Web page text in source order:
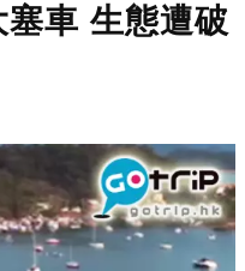
車 生態遭破